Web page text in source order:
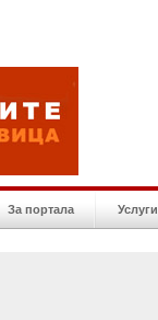
За портала Услуги